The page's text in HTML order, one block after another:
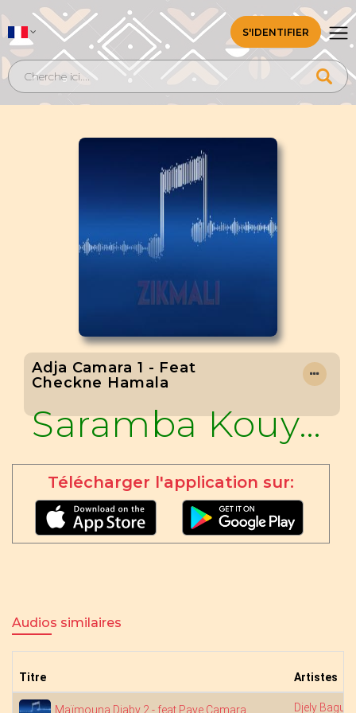
S'IDENTIFIER
Adja Camara 1 - Feat
Checkne Hamala
Saramba Kouyaté
Télécharger l'application sur:
Audios similaires
Titre Artistes
Maïmouna Diaby 2 - feat Paye Camara Djely Bagui